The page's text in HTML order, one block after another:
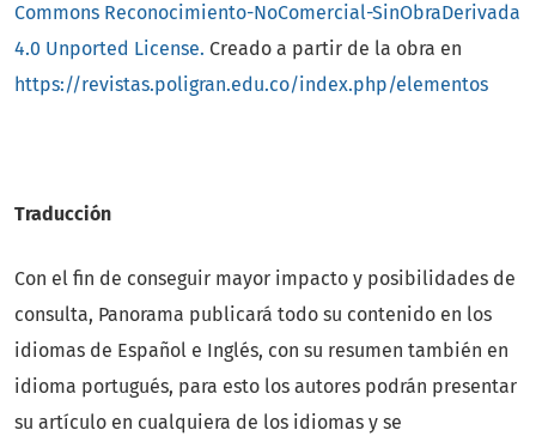
Commons Reconocimiento-NoComercial-SinObraDerivada
4.0 Unported License. Creado a partir de la obra en
https://revistas.poligran.edu.co/index.php/elementos
Traducción
Con el fin de conseguir mayor impacto y posibilidades de
consulta, Panorama publicará todo su contenido en los
idiomas de Español e Inglés, con su resumen también en
idioma portugués, para esto los autores podrán presentar
su artículo en cualquiera de los idiomas y se